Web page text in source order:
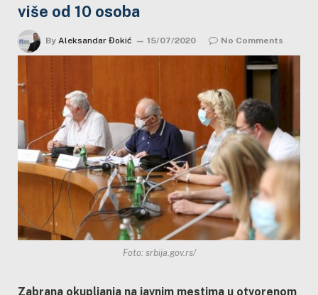
više od 10 osoba
By Aleksandar Đokić 15/07/2020 No Comments
Foto: srbija.gov.rs/
Zabrana okupljanja na javnim mestima u otvorenom